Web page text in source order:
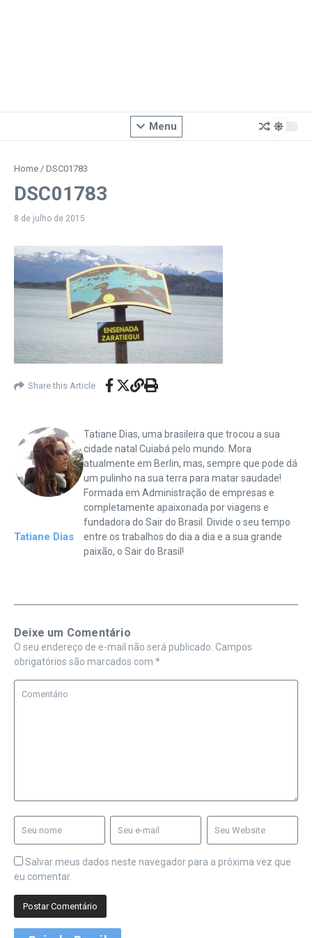
Menu
Home / DSC01783
DSC01783
8 de julho de 2015
Share this Article
Tatiane Dias
Tatiane Dias, uma brasileira que trocou a sua
cidade natal Cuiabá pelo mundo. Mora
atualmente em Berlin, mas, sempre que pode dá
um pulinho na sua terra para matar saudade!
Formada em Administração de empresas e
completamente apaixonada por viagens e
fundadora do Sair do Brasil. Divide o seu tempo
entre os trabalhos do dia a dia e a sua grande
paixão, o Sair do Brasil!
Deixe um Comentário
O seu endereço de e-mail não será publicado. Campos
obrigatórios são marcados com *
Salvar meus dados neste navegador para a próxima vez que
eu comentar.